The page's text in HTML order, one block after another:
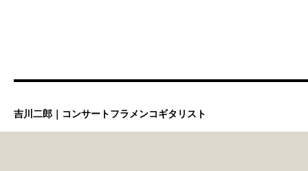
吉川二郎｜コンサートフラメンコギタリスト